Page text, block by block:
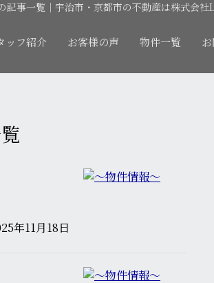
記事一覧｜宇治市・京都市の不動産は株式会
ッフ紹介 お客様の声 物件一覧
年11月18日